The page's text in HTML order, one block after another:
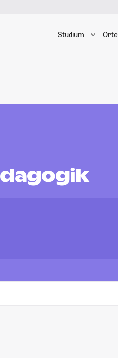
Studium Orte